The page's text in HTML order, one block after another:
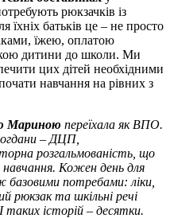
рюкзачків із
батьків це – не просто
їжею, оплатою
дитини до школи. Ми
цих дітей необхідними
навчання на рівних з
Мариною переїхала як ВПО.
– ДЦП,
розгальмованість, що
Кожен день для
базовими потребами: ліки,
рюкзак та шкільні речі
таких історій – десятки.